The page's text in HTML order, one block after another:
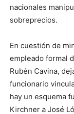
nacionales
sobreprecios.
En cuestión de
empleado formal
Rubén Cavina,
funcionario
hay un esquema
Kirchner a José